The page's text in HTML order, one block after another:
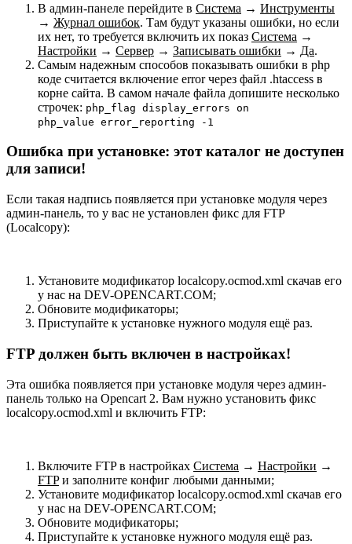
В админ-панеле перейдите в Система → Инструменты
→ Журнал ошибок. Там будут указаны ошибки, но если
их нет, то требуется включить их показ Система →
Настройки → Сервер → Записывать ошибки → Да.
Самым надежным способов показывать ошибки в php
коде считается включение error через файл .htaccess в
корне сайта. В самом начале файла допишите несколько
строчек: php_flag display_errors on
php_value error_reporting -1
Ошибка при установке: этот каталог не доступен
для записи!
Если такая надпись появляется при установке модуля через
админ-панель, то у вас не установлен фикс для FTP
(Localcopy):
Установите модификатор localcopy.ocmod.xml скачав его
у нас на DEV-OPENCART.COM;
Обновите модификаторы;
Приступайте к установке нужного модуля ещё раз.
FTP должен быть включен в настройках!
Эта ошибка появляется при установке модуля через админ-
панель только на Opencart 2. Вам нужно установить фикс
localcopy.ocmod.xml и включить FTP:
Включите FTP в настройках Система → Настройки →
FTPи заполните конфиг любыми данными;
Установите модификатор localcopy.ocmod.xml скачав его
у нас на DEV-OPENCART.COM;
Обновите модификаторы;
Приступайте к установке нужного модуля ещё раз.